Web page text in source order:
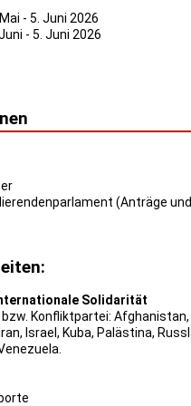
- 5. Juni 2026
- 5. Juni 2026
(Anträge und
Solidarität
Konfliktpartei: Afghanistan,
Iran, Israel , Kuba, Palästina,